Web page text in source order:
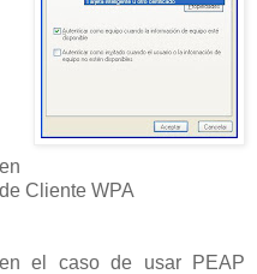
Cliente WPA
el caso de usar PEAP